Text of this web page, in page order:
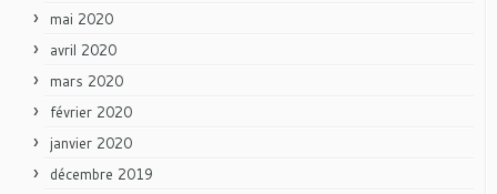
mai 2020
avril 2020
mars 2020
février 2020
janvier 2020
décembre 2019